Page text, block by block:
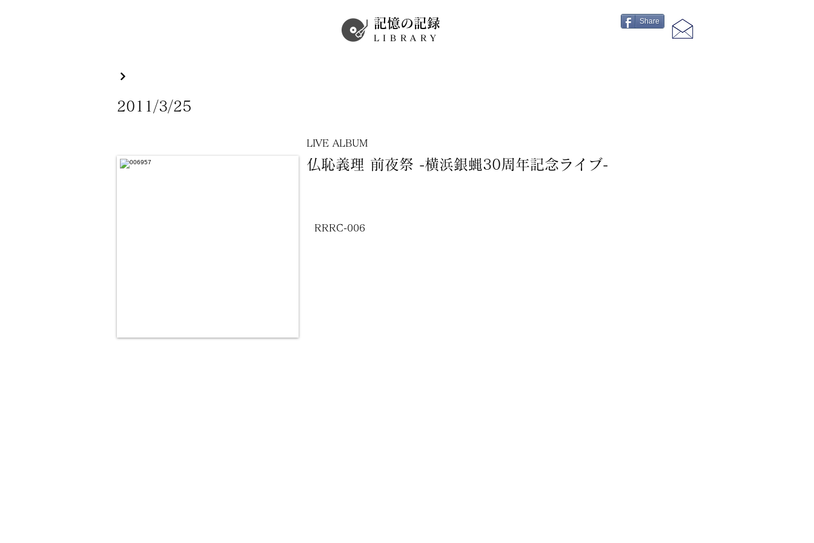
記憶の記録
LIBRARY
Share
2011/3/25
LIVE ALBUM
仏恥義理 前夜祭 -横浜銀蝿30周年記念ライブ-
RRRC-006